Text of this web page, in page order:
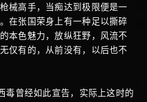
械高手，当痴达到极限便是一
在张国荣身上有一种足以撕碎
本色魅力，放纵狂野，风流不
仅有的，从前没有，以后也不
毒曾经如此宣告，实际上这时的